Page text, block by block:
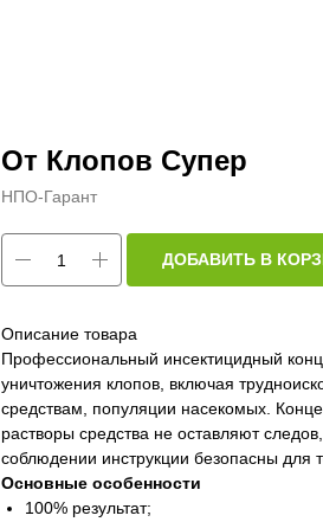
От Клопов Супер
НПО-Гарант
ДОБАВИТЬ В
Описание товара
Профессиональный инсектицидный
уничтожения клопов, включая
средствам, популяции насекомых.
растворы средства не оставляют
соблюдении инструкции безопасны для
Основные особенности
100% результат;